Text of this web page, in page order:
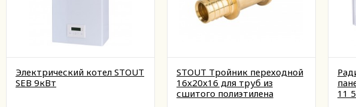
Электрический котел STOUT
SEB 9кВт
STOUT Тройник переходной
16x20x16 для труб из
сшитого полиэтилена
11